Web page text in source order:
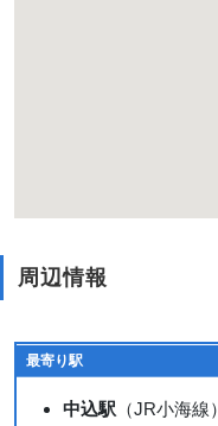
周辺情報
最寄り駅
中込駅 （JR小海線）